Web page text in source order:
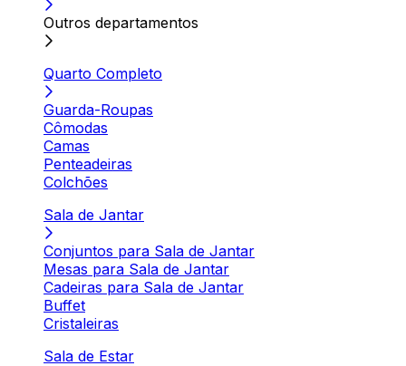
Outros departamentos
Quarto Completo
Guarda-Roupas
Cômodas
Camas
Penteadeiras
Colchões
Sala de Jantar
Conjuntos para Sala de Jantar
Mesas para Sala de Jantar
Cadeiras para Sala de Jantar
Buffet
Cristaleiras
Sala de Estar